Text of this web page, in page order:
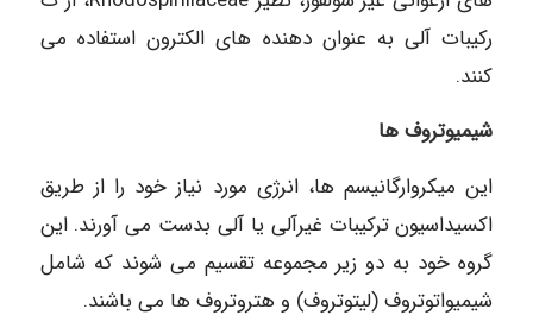
رکیبات آلی به عنوان دهنده های الكترون استفاده می
کنند.
شیمیوتروف ها
این میکروارگانیسم ها، انرژی مورد نیاز خود را از طریق
اکسیداسیون ترکیبات غیرآلی یا آلى بدست می آورند. این
گروه خود به دو زیر مجموعه تقسیم می شوند که شامل
شیمیواتوتروف (ليتوتروف) و هتروتروف ها می باشند.